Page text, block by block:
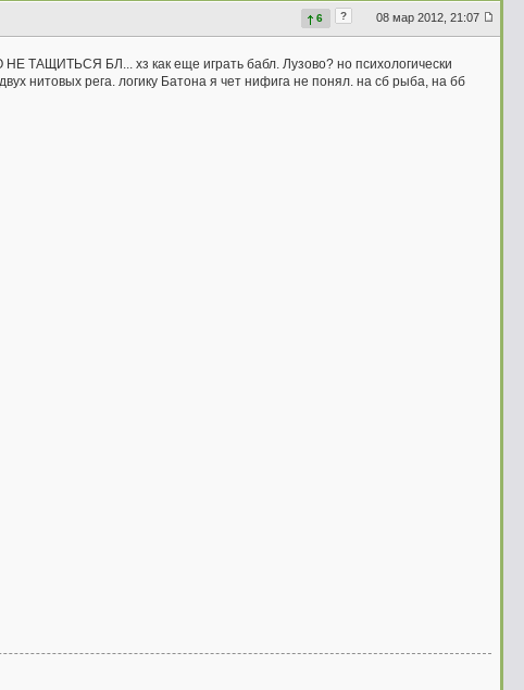
08 мар 2012, 21:07
?
6
ТАЩИТЬСЯ БЛ... хз как еще играть бабл. Лузово? но психологически
нитовых рега. логику Батона я чет нифига не понял. на сб рыба, на бб